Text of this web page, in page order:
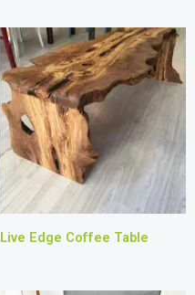
Live Edge Coffee Table